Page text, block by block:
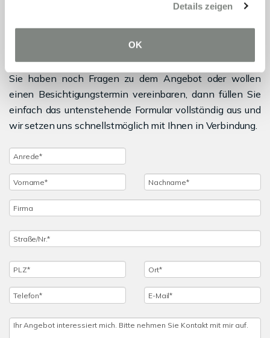
Details zeigen
OK
Objektanfrage
Sie haben noch Fragen zu dem Angebot oder wollen
einen Besichtigungstermin vereinbaren, dann füllen Sie
einfach das untenstehende Formular vollständig aus und
wir setzen uns schnellstmöglich mit Ihnen in Verbindung.